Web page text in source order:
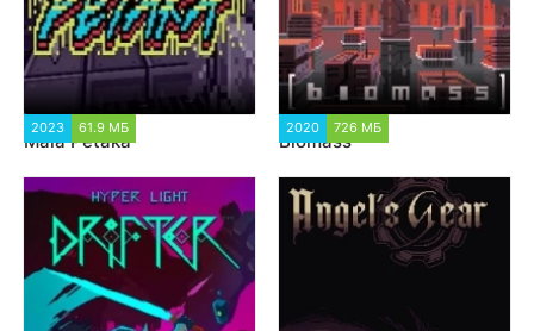
2023 61.9 МБ
Mala Petaka
2020 726 МБ
Biomass